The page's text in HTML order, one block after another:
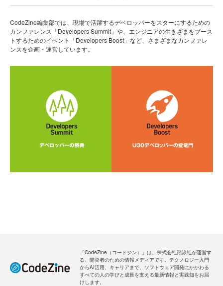
CodeZine編集部では、現場で活躍するデベロッパーをスターにするための
カンファレンス「Developers Summit」や、エンジニアの生きざまをブース
トするためのイベント「Developers Boost」など、さまざまなカンファレ
ンスを企画・運営しています。
「CodeZine（コードジン）」は、株式会社翔泳社が運営す
る、開発者のための情報メディアです。テクノロジー入門
からAI活用、キャリアまで、ソフトウェア開発にかかわる
すべての人の学びと成長を支える最新情報と実践知をお届
けします。